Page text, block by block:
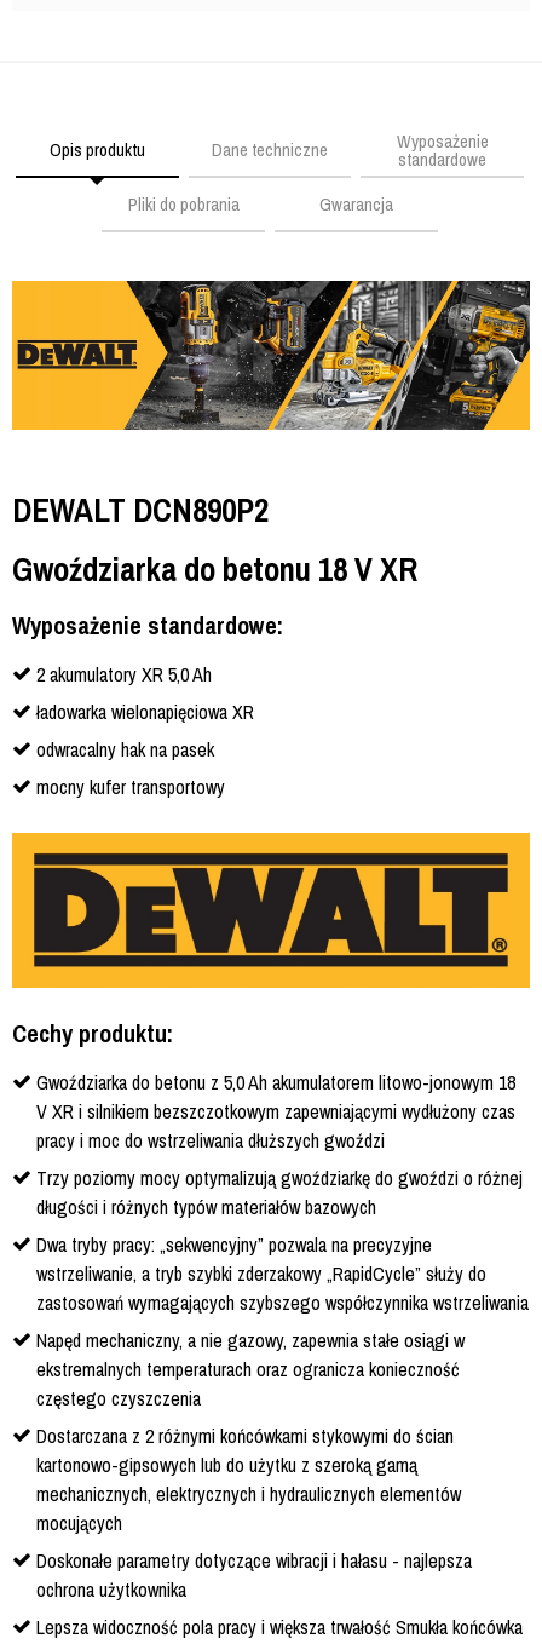
Opis produktu Dane techniczne Wyposażenie
standardowe
Pliki do pobrania
Gwarancja
DEWALT DCN890P2
Gwoździarka do betonu 18 V XR
Wyposażenie standardowe:
2 akumulatory XR 5,0 Ah
ładowarka wielonapięciowa XR
odwracalny hak na pasek
mocny kufer transportowy
Cechy produktu:
Gwoździarka do betonu z 5,0 Ah akumulatorem litowo-jonowym 18
V XR i silnikiem bezszczotkowym zapewniającymi wydłużony czas
pracy i moc do wstrzeliwania dłuższych gwoździ
Trzy poziomy mocy optymalizują gwoździarkę do gwoździ o różnej
długości i różnych typów materiałów bazowych
Dwa tryby pracy: „sekwencyjny” pozwala na precyzyjne
wstrzeliwanie, a tryb szybki zderzakowy „RapidCycle” służy do
zastosowań wymagających szybszego współczynnika wstrzeliwania
Napęd mechaniczny, a nie gazowy, zapewnia stałe osiągi w
ekstremalnych temperaturach oraz ogranicza konieczność
częstego czyszczenia
Dostarczana z 2 różnymi końcówkami stykowymi do ścian
kartonowo-gipsowych lub do użytku z szeroką gamą
mechanicznych, elektrycznych i hydraulicznych elementów
mocujących
Doskonałe parametry dotyczące wibracji i hałasu - najlepsza
ochrona użytkownika
Lepsza widoczność pola pracy i większa trwałość Smukła końcówka